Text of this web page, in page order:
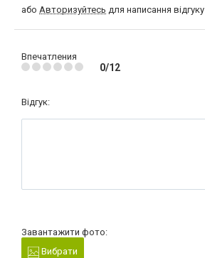
або Авторизуйтесь для написання відгуку
Впечатления
0/12
Відгук:
Завантажити фото:
Вибрати